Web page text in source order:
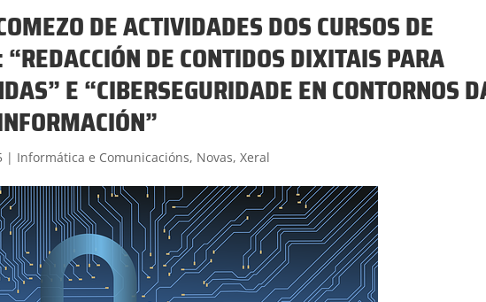
DE ACTIVIDADES DOS CURSOS DE
DE CONTIDOS DIXITAIS PARA
E “CIBERSEGURIDADE EN CONTORNOS
| Informática e Comunicacións, Novas,Xeral
Admisión FP: